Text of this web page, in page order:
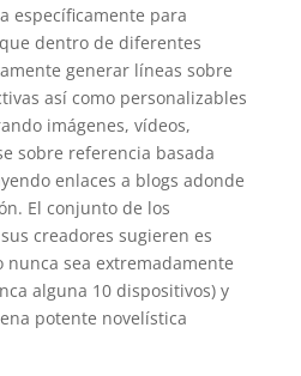
específicamente para
dentro de diferentes
generar líneas sobre
así­ como personalizables
imágenes, vídeos,
sobre referencia basada
enlaces a blogs adonde
El conjunto de los
creadores sugieren es
sea extremadamente
alguna 10 dispositivos) y
potente novelística